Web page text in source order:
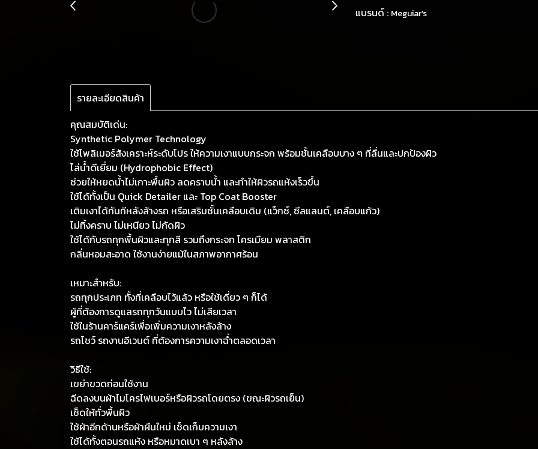
แบรนด์ : Meguiar's
รายละเอียดสินค้า
คุณสมบัติเด่น:
Synthetic Polymer Technology
ใช้โพลิเมอร์สังเคราะห์ระดับโปร ให้ความเงาแบบกระจก พร้อมชั้นเคลือบบาง ๆ ที่ลื่นและปกป้องผิว
ไล่น้ำดีเยี่ยม (Hydrophobic Effect)
ช่วยให้หยดน้ำไม่เกาะพื้นผิว ลดคราบน้ำ และทำให้ผิวรถแห้งเร็วขึ้น
ใช้ได้ทั้งเป็น Quick Detailer และ Top Coat Booster
เติมเงาได้ทันทีหลังล้างรถ หรือเสริมชั้นเคลือบเดิม (แว็กซ์, ซีลแลนต์, เคลือบแก้ว)
ไม่ทิ้งคราบ ไม่เหนียว ไม่กัดผิว
ใช้ได้กับรถทุกพื้นผิวและทุกสี รวมถึงกระจก โครเมียม พลาสติก
กลิ่นหอมสะอาด ใช้งานง่ายแม้ในสภาพอากาศร้อน
เหมาะสำหรับ:
รถทุกประเภท ทั้งที่เคลือบไว้แล้ว หรือใช้เดี่ยว ๆ ก็ได้
ผู้ที่ต้องการดูแลรถทุกวันแบบไว ไม่เสียเวลา
ใช้ในร้านคาร์แคร์เพื่อเพิ่มความเงาหลังล้าง
รถโชว์ รถงานอีเวนต์ ที่ต้องการความเงาฉ่ำตลอดเวลา
วิธีใช้:
เขย่าขวดก่อนใช้งาน
ฉีดลงบนผ้าไมโครไฟเบอร์หรือผิวรถโดยตรง (ขณะผิวรถเย็น)
เช็ดให้ทั่วพื้นผิว
ใช้ผ้าอีกด้านหรือผ้าผืนใหม่ เช็ดเก็บความเงา
ใช้ได้ทั้งตอนรถแห้ง หรือหมาดเบา ๆ หลังล้าง